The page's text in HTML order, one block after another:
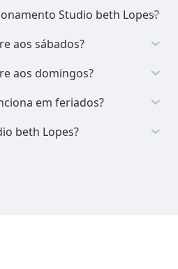
Studio beth Lopes?
aos sábados?
aos domingos?
em feriados?
beth Lopes?